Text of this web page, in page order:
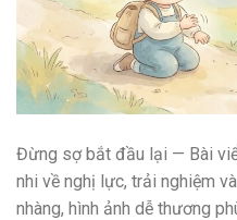
Đừng sợ bắt đầu lại — Bài
nhi về nghị lực, trải nghiệm
nhàng, hình ảnh dễ thương